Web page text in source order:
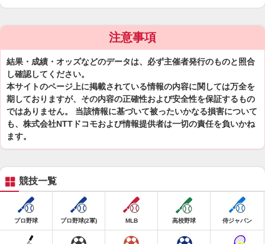
注意事項
結果・成績・オッズなどのデータは、必ず主催者発行のものと照合
し確認してください。
本サイトのページ上に掲載されている情報の内容に関しては万全を
期しておりますが、その内容の正確性および安全性を保証するもの
ではありません。 当該情報に基づいて被ったいかなる損害について
も、株式会社NTTドコモおよび情報提供者は一切の責任を負いかね
ます。
競技一覧
プロ野球 プロ野球(2軍) MLB 高校野球 侍ジャパン